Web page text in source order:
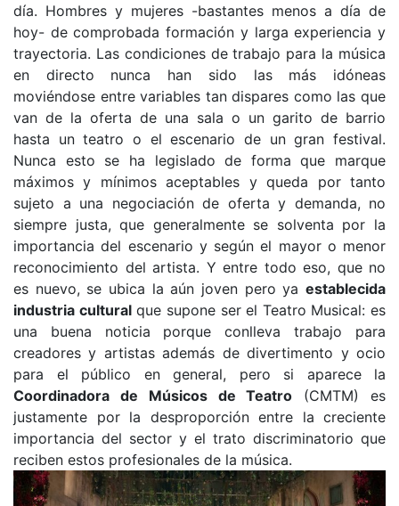
día. Hombres y mujeres -bastantes menos a día de
hoy- de comprobada formación y larga experiencia y
trayectoria. Las condiciones de trabajo para la música
en directo nunca han sido las más idóneas
moviéndose entre variables tan dispares como las que
van de la oferta de una sala o un garito de barrio
hasta un teatro o el escenario de un gran festival.
Nunca esto se ha legislado de forma que marque
máximos y mínimos aceptables y queda por tanto
sujeto a una negociación de oferta y demanda, no
siempre justa, que generalmente se solventa por la
importancia del escenario y según el mayor o menor
reconocimiento del artista. Y entre todo eso, que no
es nuevo, se ubica la aún joven pero ya establecida
industria culturalque supone ser el Teatro Musical: es
una buena noticia porque conlleva trabajo para
creadores y artistas además de divertimento y ocio
para el público en general, pero si aparece la
Coordinadora de Músicos de Teatro (CMTM) es
justamente por la desproporción entre la creciente
importancia del sector y el trato discriminatorio que
reciben estos profesionales de la música.